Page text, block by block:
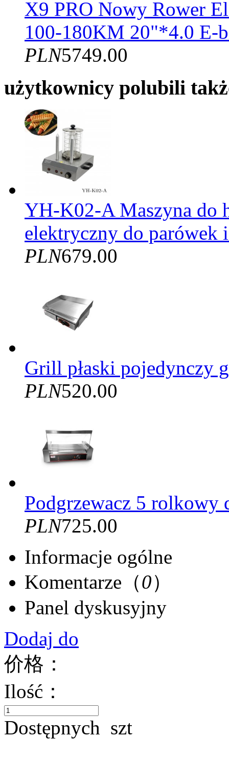
X9 PRO Nowy Rower
100-180KM 20"*4.0 E-
PLN5749.00
użytkownicy polubili
YH-K02-A Maszyna do
elektryczny do parówek
PLN679.00
Grill płaski pojedynczy
PLN520.00
Podgrzewacz 5 rolkowy
PLN725.00
Informacje ogólne
Komentarze（0）
Panel dyskusyjny
Dodaj do
价格：
Ilość：
Dostępnych szt